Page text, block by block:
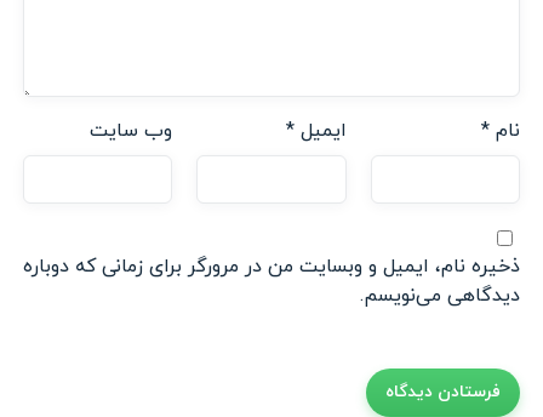
نام * ایمیل* وب‌ سایت
ذخیره نام، ایمیل و وبسایت من در مرورگر برای زمانی که دوباره
دیدگاهی می‌نویسم.